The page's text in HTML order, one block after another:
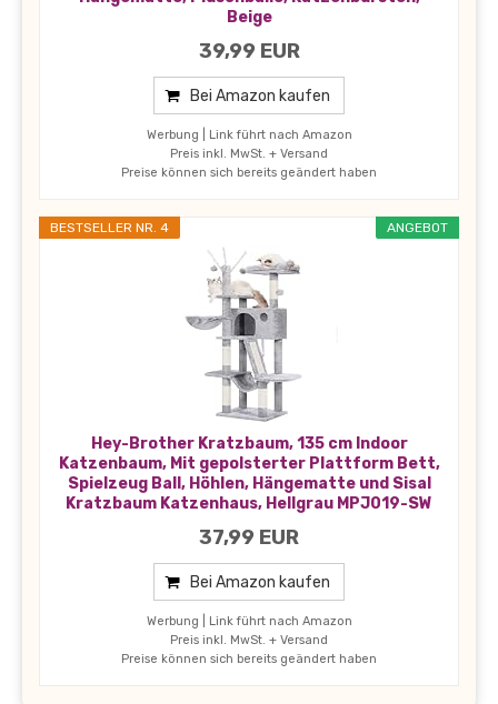
Beige
39,99 EUR
Bei Amazon kaufen
Werbung | Link führt nach Amazon
Preis inkl. MwSt. + Versand
Preise können sich bereits geändert haben
ANGEBOT
BESTSELLER NR. 4
Hey-Brother Kratzbaum, 135 cm Indoor
Katzenbaum, Mit gepolsterter Plattform Bett,
Spielzeug Ball, Höhlen, Hängematte und Sisal
Kratzbaum Katzenhaus, Hellgrau MPJ019-SW
37,99 EUR
Bei Amazon kaufen
Werbung | Link führt nach Amazon
Preis inkl. MwSt. + Versand
Preise können sich bereits geändert haben